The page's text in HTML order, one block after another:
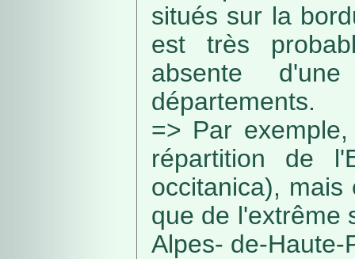
situés sur la
est très
absente
départements.
=> Par
répartition de
occitanica),
que de l'extrême
Alpes- de-Haute-